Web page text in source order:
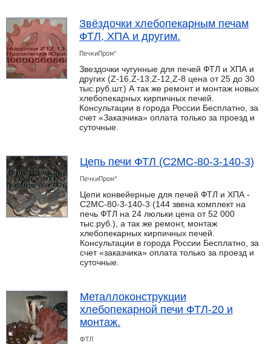
Звёздочки хлебопекарным печам
ФТЛ, ХПА и другим.
ПечкиПром"
Звездочки чугунные для печей ФТЛ и ХПА и
других (Z-16,Z-13,Z-12,Z-8 цена от 25 до 30
тыс.руб.шт.) А так же ремонт и монтаж новых
хлебопекарных кирпичных печей.
Консультации в города России Бесплатно, за
счет «Заказчика» оплата только за проезд и
суточные.
Цепь печи ФТЛ (С2МС-80-3-140-3)
ПечкиПром"
Цепи конвейерные для печей ФТЛ и ХПА -
С2МС-80-3-140-3 (144 звена комплект на
печь ФТЛ на 24 люльки цена от 52 000
тыс.руб.), а так же ремонт, монтаж
хлебопекарных кирпичных печей.
Консультации в города России Бесплатно, за
счет «заказчика» оплата только за проезд и
суточные.
Металлоконструкции
хлебопекарной печи ФТЛ-20 и
монтаж.
ФТЛ